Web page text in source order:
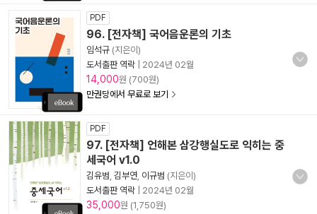
PDF
96. [전자책] 국어음운론의 기초
임석규 (지은이)
도서출판 역락
2024년 02월
14,000원 (700원)
만권당에서 무료로 보기
PDF
97. [전자책] 언해본 삼강행실도로 익히는 중
세국어 v1.0
김유범 김부연 이규범 (지은이)
도서출판 역락
2024년 02월
35,000원 (1,750원)